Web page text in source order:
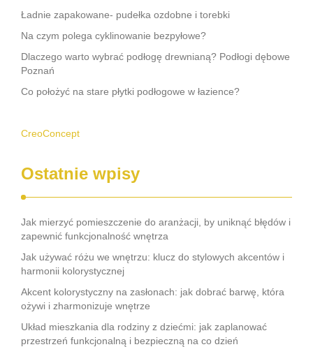
Ładnie zapakowane- pudełka ozdobne i torebki
Na czym polega cyklinowanie bezpyłowe?
Dlaczego warto wybrać podłogę drewnianą? Podłogi dębowe
Poznań
Co położyć na stare płytki podłogowe w łazience?
CreoConcept
Ostatnie wpisy
Jak mierzyć pomieszczenie do aranżacji, by uniknąć błędów i
zapewnić funkcjonalność wnętrza
Jak używać różu we wnętrzu: klucz do stylowych akcentów i
harmonii kolorystycznej
Akcent kolorystyczny na zasłonach: jak dobrać barwę, która
ożywi i zharmonizuje wnętrze
Układ mieszkania dla rodziny z dziećmi: jak zaplanować
przestrzeń funkcjonalną i bezpieczną na co dzień